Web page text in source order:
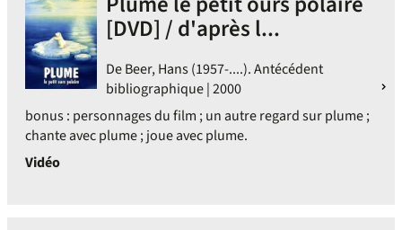
[DVD] / d'après l...
De Beer, Hans (1957-....). Antécédent
bibliographique | 2000
bonus : personnages du film ; un autre regard sur plume ;
chante avec plume ; joue avec plume.
Vidéo